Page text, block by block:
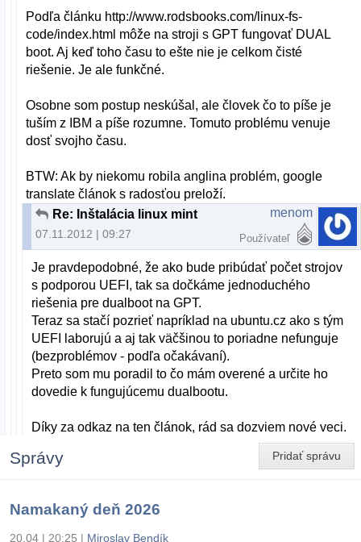
Podľa článku http://www.rodsbooks.com/linux-fs-
code/index.html môže na stroji s GPT fungovať DUAL
boot. Aj keď toho času to ešte nie je celkom čisté
riešenie. Je ale funkčné.
Osobne som postup neskúšal, ale človek čo to píše je
tuším z IBM a píše rozumne. Tomuto problému venuje
dosť svojho času.
BTW: Ak by niekomu robila anglina problém, google
translate článok s radosťou preloží.
Re: Inštalácia linux mint
07.11.2012 | 09:27
menom
Používateľ
Je pravdepodobné, že ako bude pribúdať počet strojov
s podporou UEFI, tak sa dočkáme jednoduchého
riešenia pre dualboot na GPT.
Teraz sa stačí pozrieť napríklad na ubuntu.cz ako s tým
UEFI laborujú a aj tak väčšinou to poriadne nefunguje
(bezproblémov - podľa očakávaní).
Preto som mu poradil to čo mám overené a určite ho
dovedie k fungujúcemu dualbootu.
Díky za odkaz na ten článok, rád sa dozviem nové veci.
Pridať správu
Správy
Namakaný deň 2026
20.04 | 20:25 | Miroslav Bendík